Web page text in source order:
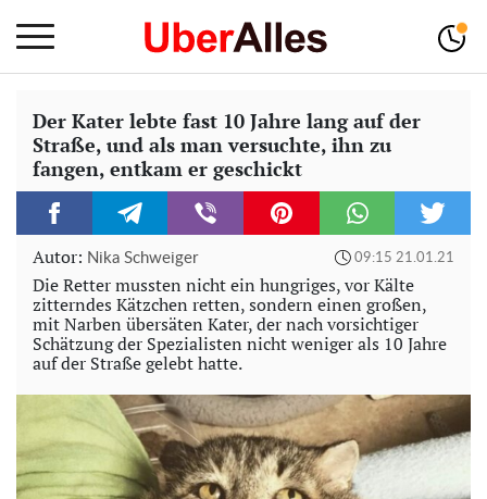
Der Kater lebte fast 10 Jahre lang auf der
Straße, und als man versuchte, ihn zu
fangen, entkam er geschickt
Autor: Nika Schweiger 09:15 21.01.21
Die Retter mussten nicht ein hungriges, vor Kälte
zitterndes Kätzchen retten, sondern einen großen,
mit Narben übersäten Kater, der nach vorsichtiger
Schätzung der Spezialisten nicht weniger als 10 Jahre
auf der Straße gelebt hatte.